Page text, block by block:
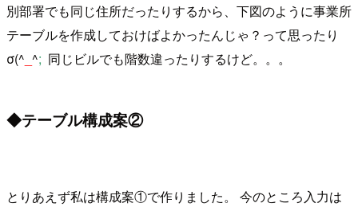
別部署でも同じ住所だったりするから、下図のように事業所
テーブルを作成しておけばよかったんじゃ？って思ったり
σ(^ ^; 同じビルでも階数違ったりするけど。。。
◆テーブル構成案②
とりあえず私は構成案①で作りました。 今のところ入力は